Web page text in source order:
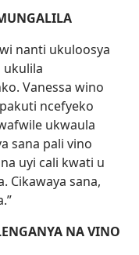
nanti ukuloosya
ukulila
Vanessa wino
ncefyeko
ukwaula
sana pali vino
uyi cali kwati u
Cikawaya sana,
NA VINO